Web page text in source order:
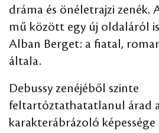
dráma és önéletrajzi zenék.
mű között egy új oldaláról
Alban Berget: a fiatal,
általa.
Debussy zenéjéből szinte
feltartóztathatatlanul árad
karakterábrázoló